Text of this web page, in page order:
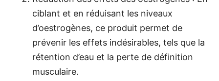
ciblant et en réduisant les niveaux
d’oestrogènes, ce produit permet de
prévenir les effets indésirables, tels que la
rétention d’eau et la perte de définition
musculaire.